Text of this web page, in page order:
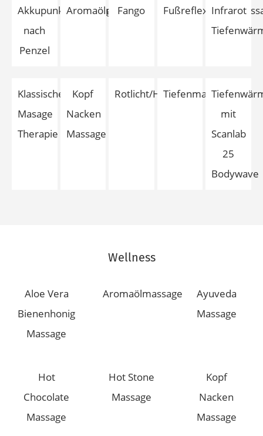
Akkupunkturmassagen
nach
Penzel
Aromaölmassage
Fango
Infrarot
Klassische
Masage
Therapie
Kopf
Nacken
Massage
Rotlicht/HeißluftTiefenmassage
mit
Scanlab
25
Bodywave
Wellness
Aloe Vera
Bienenhonig
Massage
Aromaölmassage
Ayuveda
Massage
Hot
Chocolate
Massage
Hot Stone
Massage
Kopf
Nacken
Massage